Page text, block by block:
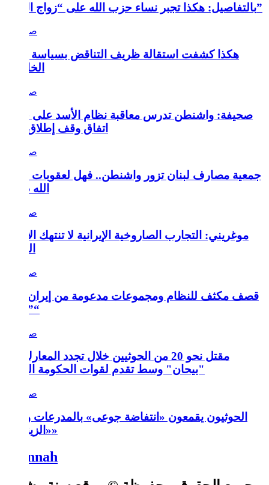
بالتفاصيل: هكذا تجبر نساء حزب الله على “زواج المتعة”
هكذا كشفت استقالة ظريف التناقض بسياسة إيران
الخارجية
صحيفة: واشنطن تدرس معاقبة نظام الأسد على خرقه
اتفاق وقف إطلاق النار
جمعية مصارف لبنان تزور واشنطن.. فهل لعقوبات حزب
الله صلة؟
موغريني: التجارب الصاروخية الإيرانية لا تنتهك الاتفاق
النووي
قصف مكثف للنظام ومجموعات مدعومة من إيران على
”إدلب“
مقتل نحو 20 من الحوثيين خلال تجدد المعارك في
"بيحان" وسط تقدم لقوات الحكومة اليمنية
الحوثيون يقمعون «انتفاضة جوعى» بالمدرعات وفرق
«الزينبيات»